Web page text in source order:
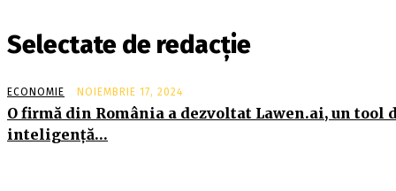
Selectate de redacție
ECONOMIE NOIEMBRIE 17, 2024
O firmă din România a dezvoltat Lawen.ai, un tool
inteligenţă…